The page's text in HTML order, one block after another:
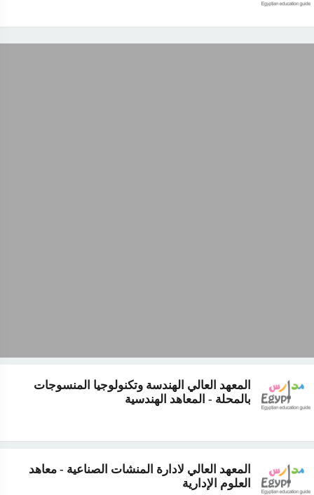
المعهد العالي الهندسة وتكنولوجيا المنسوجات
بالمحلة - المعاهد الهندسية
المعهد العالي لادارة المنشات الصناعية - معاهد
العلوم الإدارية